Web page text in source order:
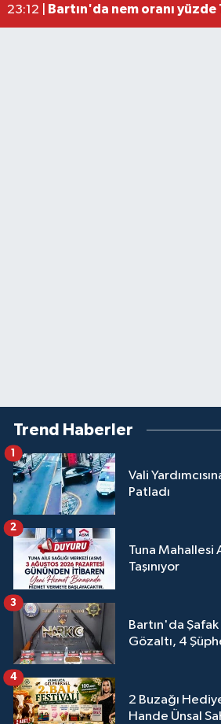
23:12 |
Bartın'da nem oranı yüzde
Trend Haberler
Vali
Patladı
1
Tuna Mahallesi
Taşınıyor
2
Bartın'da
Gözaltı, 4
3
2 Buzağı
Hande Ünsal
4